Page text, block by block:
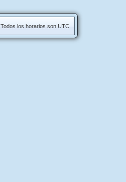
Todos los horarios son UTC